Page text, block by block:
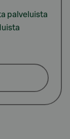
palveluista